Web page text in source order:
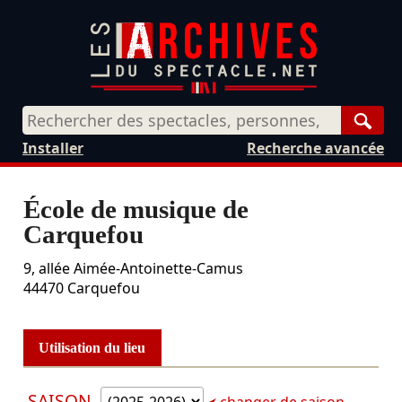
Recherche avancée
Installer
École de musique de
Carquefou
9, allée Aimée-Antoinette-Camus
44470 Carquefou
Utilisation du lieu